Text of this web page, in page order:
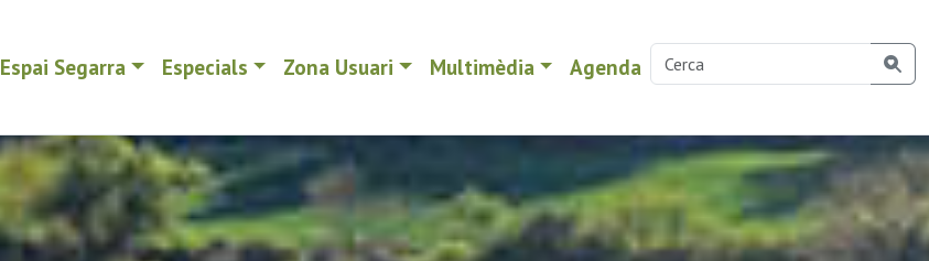
Espai Segarra Especials Zona Usuari Multimèdia Agenda